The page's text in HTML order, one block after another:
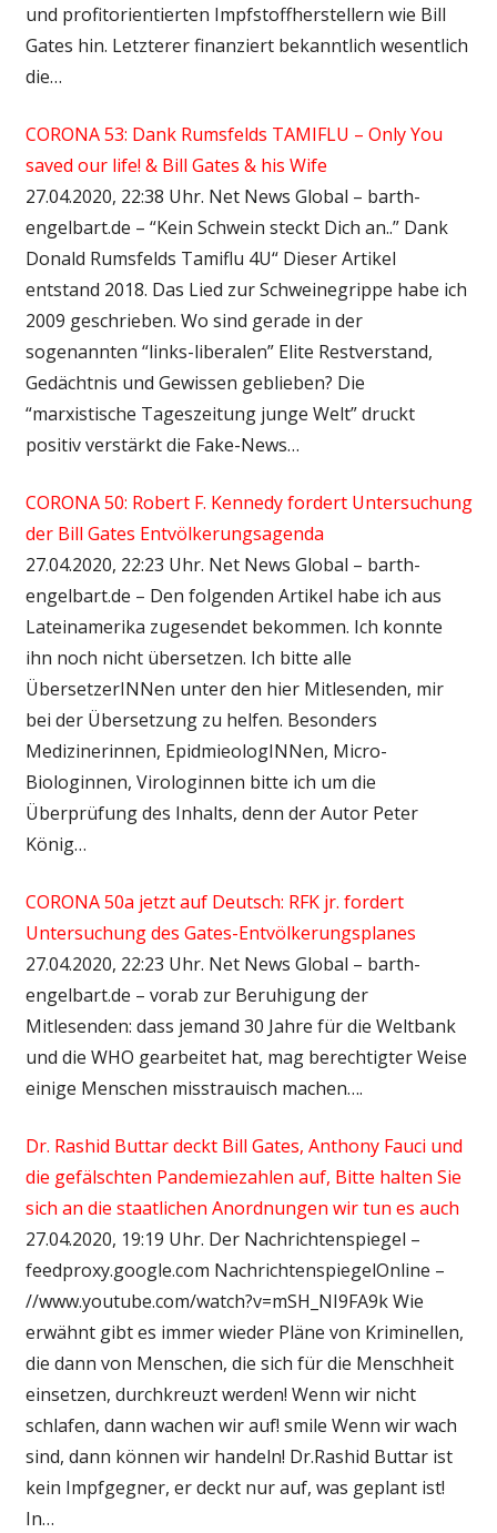
und profitorientierten Impfstoffherstellern wie Bill
Gates hin. Letzterer finanziert bekanntlich wesentlich
die…
CORONA 53: Dank Rumsfelds TAMIFLU – Only You
saved our life! & Bill Gates & his Wife
27.04.2020, 22:38 Uhr. Net News Global – barth-
engelbart.de – “Kein Schwein steckt Dich an..” Dank
Donald Rumsfelds Tamiflu 4U“ Dieser Artikel
entstand 2018. Das Lied zur Schweinegrippe habe ich
2009 geschrieben. Wo sind gerade in der
sogenannten “links-liberalen” Elite Restverstand,
Gedächtnis und Gewissen geblieben? Die
“marxistische Tageszeitung junge Welt” druckt
positiv verstärkt die Fake-News…
CORONA 50: Robert F. Kennedy fordert Untersuchung
der Bill Gates Entvölkerungsagenda
27.04.2020, 22:23 Uhr. Net News Global – barth-
engelbart.de – Den folgenden Artikel habe ich aus
Lateinamerika zugesendet bekommen. Ich konnte
ihn noch nicht übersetzen. Ich bitte alle
ÜbersetzerINNen unter den hier Mitlesenden, mir
bei der Übersetzung zu helfen. Besonders
Medizinerinnen, EpidmieologINNen, Micro-
Biologinnen, Virologinnen bitte ich um die
Überprüfung des Inhalts, denn der Autor Peter
König…
CORONA 50a jetzt auf Deutsch: RFK jr. fordert
Untersuchung des Gates-Entvölkerungsplanes
27.04.2020, 22:23 Uhr. Net News Global – barth-
engelbart.de – vorab zur Beruhigung der
Mitlesenden: dass jemand 30 Jahre für die Weltbank
und die WHO gearbeitet hat, mag berechtigter Weise
einige Menschen misstrauisch machen….
Dr. Rashid Buttar deckt Bill Gates, Anthony Fauci und
die gefälschten Pandemiezahlen auf, Bitte halten Sie
sich an die staatlichen Anordnungen wir tun es auch
27.04.2020, 19:19 Uhr. Der Nachrichtenspiegel –
feedproxy.google.com NachrichtenspiegelOnline –
//www.youtube.com/watch?v=mSH_NI9FA9k Wie
erwähnt gibt es immer wieder Pläne von Kriminellen,
die dann von Menschen, die sich für die Menschheit
einsetzen, durchkreuzt werden! Wenn wir nicht
schlafen, dann wachen wir auf! smile Wenn wir wach
sind, dann können wir handeln! Dr.Rashid Buttar ist
kein Impfgegner, er deckt nur auf, was geplant ist!
In…